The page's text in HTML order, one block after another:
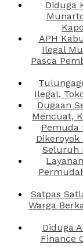
Diduga
APH
Ilegal
Pasca
Ilegal,
Dugaan
Mencuat,
Pemuda
Seluruh
Satpas
Warga
Diduga
Finance